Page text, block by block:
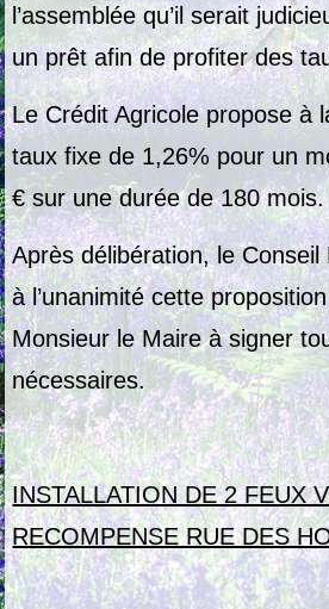
l’assemblée qu’il serait
un prêt afin de profiter des
Le Crédit Agricole propose à
taux fixe de 1,26% pour un
€ sur une durée de 180 mois.
Après délibération, le
à l’unanimité cette
Monsieur le Maire à signer
nécessaires.
INSTALLATION DE 2 FEUX
RECOMPENSE RUE DES